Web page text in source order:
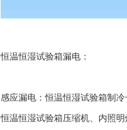
恒温恒湿试验箱漏电：
感应漏电：恒温恒湿试验箱制
恒温恒湿试验箱压缩机、内照